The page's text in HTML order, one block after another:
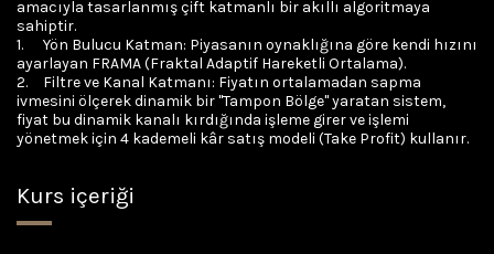
amacıyla tasarlanmış çift katmanlı bir akıllı algoritmaya
sahiptir.
1.	Yön Bulucu Katman: Piyasanın oynaklığına göre kendi hızını
ayarlayan FRAMA (Fraktal Adaptif Hareketli Ortalama).
2.	Filtre ve Kanal Katmanı: Fiyatın ortalamadan sapma
ivmesini ölçerek dinamik bir "Tampon Bölge" yaratan sistem,
fiyat bu dinamik kanalı kırdığında işleme girer ve işlemi
yönetmek için 4 kademeli kâr satış modeli (Take Profit) kullanır.
Kurs içeriği